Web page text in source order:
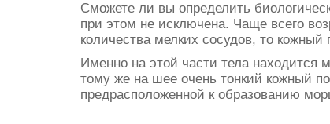
Сможете ли вы определить
при этом не исключена. Чаще всего
количества мелких сосудов, то
Именно на этой части тела находится
тому же на шее очень тонкий кожный
предрасположенной к образованию